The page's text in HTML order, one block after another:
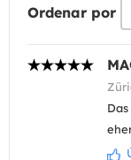
Ordenar por